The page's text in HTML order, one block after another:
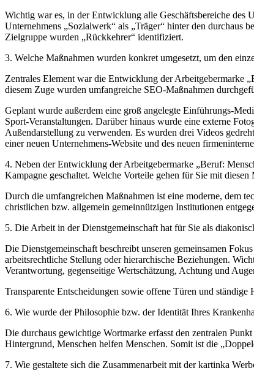
Wichtig war es, in der Entwicklung alle Geschäftsbereiche des
Unternehmens „Sozialwerk“ als „Träger“ hinter den durchaus
Zielgruppe wurden „Rückkehrer“ identifiziert.
3. Welche Maßnahmen wurden konkret umgesetzt, um den
Zentrales Element war die Entwicklung der Arbeitgebermarke
diesem Zuge wurden umfangreiche SEO-Maßnahmen
Geplant wurde außerdem eine groß angelegte Einführungs-
Sport-Veranstaltungen. Darüber hinaus wurde eine externe
Außendarstellung zu verwenden. Es wurden drei Videos
einer neuen Unternehmens-Website und des neuen
4. Neben der Entwicklung der Arbeitgebermarke „Beruf:
Kampagne geschaltet. Welche Vorteile gehen für Sie mit
Durch die umfangreichen Maßnahmen ist eine moderne, dem
christlichen bzw. allgemein gemeinnützigen Institutionen
5. Die Arbeit in der Dienstgemeinschaft hat für Sie als
Die Dienstgemeinschaft beschreibt unseren gemeinsamen
arbeitsrechtliche Stellung oder hierarchische Beziehungen.
Verantwortung, gegenseitige Wertschätzung, Achtung und
Transparente Entscheidungen sowie offene Türen und
6. Wie wurde der Philosophie bzw. der Identität Ihres
Die durchaus gewichtige Wortmarke erfasst den zentralen
Hintergrund, Menschen helfen Menschen. Somit ist die
7. Wie gestaltete sich die Zusammenarbeit mit der kartinka